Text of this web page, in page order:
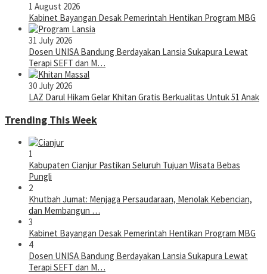
1 August 2026
Kabinet Bayangan Desak Pemerintah Hentikan Program MBG
31 July 2026
Dosen UNISA Bandung Berdayakan Lansia Sukapura Lewat
Terapi SEFT dan M…
30 July 2026
LAZ Darul Hikam Gelar Khitan Gratis Berkualitas Untuk 51 Anak
Trending This Week
1
Kabupaten Cianjur Pastikan Seluruh Tujuan Wisata Bebas
Pungli
2
Khutbah Jumat: Menjaga Persaudaraan, Menolak Kebencian,
dan Membangun …
3
Kabinet Bayangan Desak Pemerintah Hentikan Program MBG
4
Dosen UNISA Bandung Berdayakan Lansia Sukapura Lewat
Terapi SEFT dan M…